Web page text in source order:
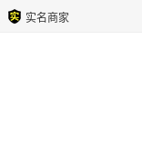
实名商家